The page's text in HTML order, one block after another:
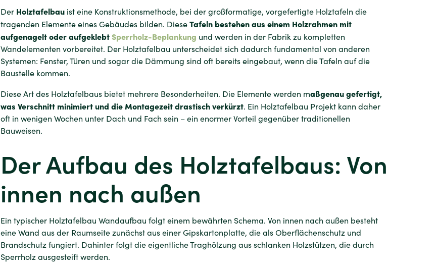
Der Holztafelbau ist eine Konstruktionsmethode, bei der großformatige, vorgefertigte Holztafeln die
tragenden Elemente eines Gebäudes bilden. DieseTafeln bestehen aus einem Holzrahmen mit
aufgenagelt oder aufgeklebt Sperrholz-Beplankung und werden in der Fabrik zu kompletten
Wandelementen vorbereitet. Der Holztafelbau unterscheidet sich dadurch fundamental von anderen
Systemen: Fenster, Türen und sogar die Dämmung sind oft bereits eingebaut, wenn die Tafeln auf die
Baustelle kommen.
Diese Art des Holztafelbaus bietet mehrere Besonderheiten. Die Elemente werden maßgenau gefertigt,
was Verschnitt minimiert und die Montagezeit drastisch verkürzt. Ein Holztafelbau Projekt kann daher
oft in wenigen Wochen unter Dach und Fach sein – ein enormer Vorteil gegenüber traditionellen
Bauweisen.
Der Aufbau des Holztafelbaus: Von
innen nach außen
Ein typischer Holztafelbau Wandaufbau folgt einem bewährten Schema. Von innen nach außen besteht
eine Wand aus der Raumseite zunächst aus einer Gipskartonplatte, die als Oberflächenschutz und
Brandschutz fungiert. Dahinter folgt die eigentliche Traghölzung aus schlanken Holzstützen, die durch
Sperrholz ausgesteift werden.